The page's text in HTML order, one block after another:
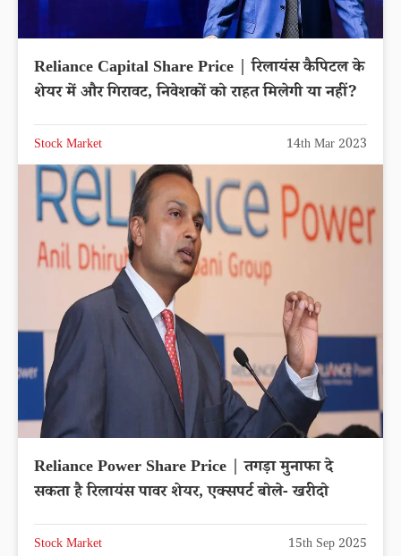
Reliance Capital Share Price | रिलायंस कैपिटल के
शेयर में और गिरावट, निवेशकों को राहत मिलेगी या नहीं?
Stock Market 14th Mar 2023
Reliance Power Share Price | तगड़ा मुनाफा दे
सकता है रिलायंस पावर शेयर, एक्सपर्ट बोले- खरीदो
Stock Market 15th Sep 2025